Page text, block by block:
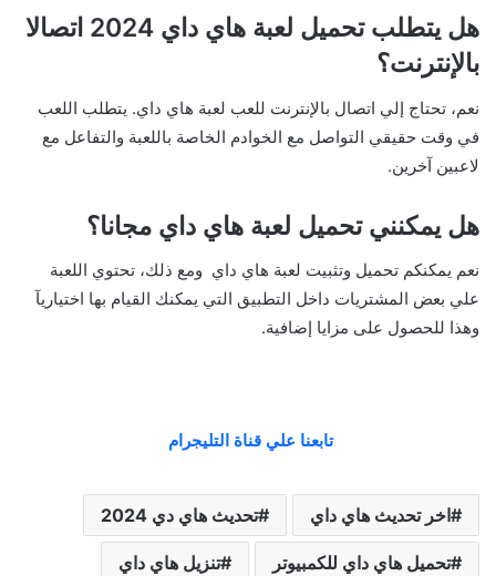
هل يتطلب تحميل لعبة هاي داي 2024 اتصالا
بالإنترنت؟
نعم، تحتاج إلي اتصال بالإنترنت للعب لعبة هاي داي. يتطلب اللعب
في وقت حقيقي التواصل مع الخوادم الخاصة باللعبة والتفاعل مع
لاعبين آخرين.
هل يمكنني تحميل لعبة هاي داي مجانا؟
نعم يمكنكم تحميل وتثبيت لعبة هاي داي ومع ذلك، تحتوي اللعبة
علي بعض المشتريات داخل التطبيق التي يمكنك القيام بها اختياريآ
وهذا للحصول على مزايا إضافية.
تابعنا علي قناة التليجرام
اخر تحديث هاي داي تحديث هاي دي 2024
تحميل هاي داي للكمبيوتر تنزيل هاي داي